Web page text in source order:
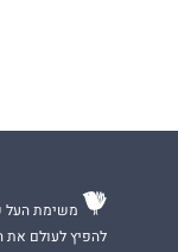
משימת העל
להפיץ לעולם את